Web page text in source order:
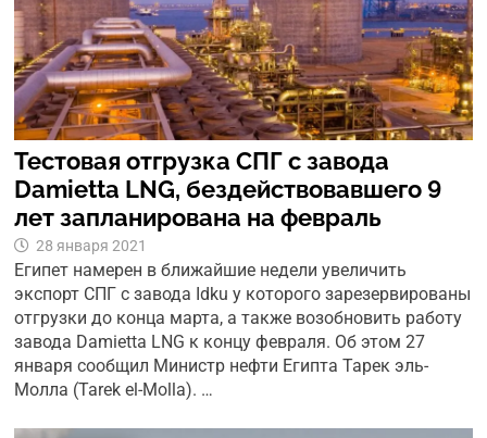
Тестовая отгрузка СПГ с завода
Damietta LNG, бездействовавшего 9
лет запланирована на февраль
28 января 2021
Египет намерен в ближайшие недели увеличить
экспорт СПГ с завода Idku у которого зарезервированы
отгрузки до конца марта, а также возобновить работу
завода Damietta LNG к концу февраля. Об этом 27
января сообщил Министр нефти Египта Тарек эль-
Молла (Tarek el-Molla). …